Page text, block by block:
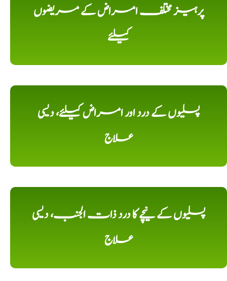
پرہیز مختلف امراض کے مریضوں
کیلئے
پسلیوں کے درد اور امراض کیلئے، دیسی
علاج
پسلیوں کے نیچے کا درد ذات الجنب، دیسی
علاج